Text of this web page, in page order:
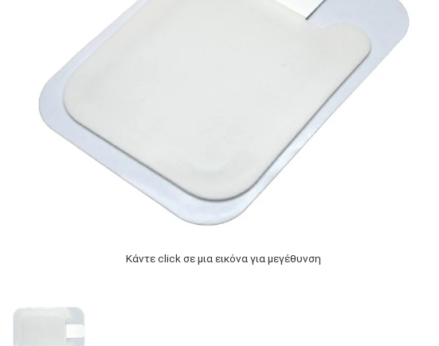
Κάντε click σε μια εικόνα για μεγέθυνση